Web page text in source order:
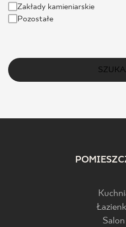
Zakłady kamieniarskie
Pozostałe
Salon